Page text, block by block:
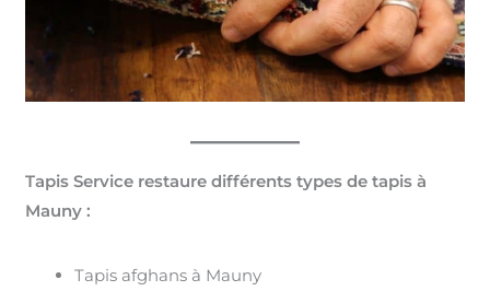
Tapis Service restaure différents types de tapis à
Mauny :
Tapis afghans à Mauny